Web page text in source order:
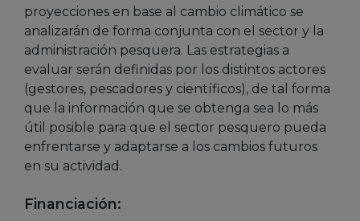
proyecciones en base al cambio climático se
analizarán de forma conjunta con el sector y la
administración pesquera. Las estrategias a
evaluar serán definidas por los distintos actores
(gestores, pescadores y científicos), de tal forma
que la información que se obtenga sea lo más
útil posible para que el sector pesquero pueda
enfrentarse y adaptarse a los cambios futuros
en su actividad.
Financiación: